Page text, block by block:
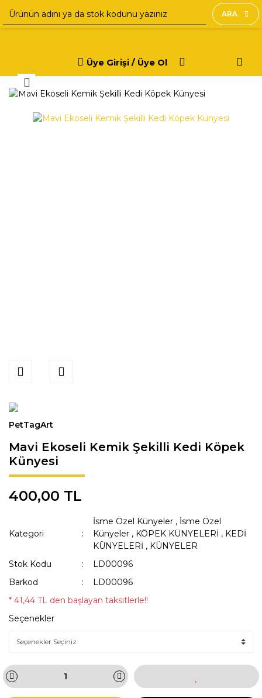
ARA
Üye Girişi / Üye Ol
PetTagArt
Mavi Ekoseli Kemik Şekilli Kedi Köpek
Künyesi
400,00 TL
Kategori
İsme Özel Künyeler , İsme Özel
Künyeler , KÖPEK KÜNYELERİ , KEDİ
KÜNYELERİ , KÜNYELER
Stok Kodu
LD00096
Barkod
LD00096
* 41,44 TL den başlayan taksitlerle!!
Seçenekler